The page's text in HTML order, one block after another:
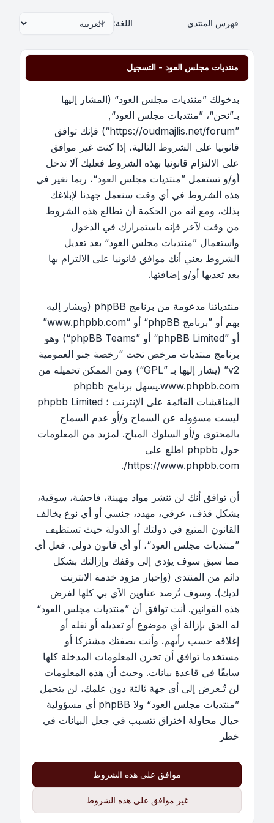
فهرس المنتدى اللغة:
منتديات مجلس العود - التسجيل
بدخولك ”منتديات مجلس العود“ (المشار إليها
بـ”نحن“، ”منتديات مجلس العود“,
”https://oudmajlis.net/forum“) فإنك توافق
قانونيا على الشروط التالية، إذا كنت غير موافق
على الالتزام قانونيا بهذه الشروط فعليك ألا تدخل
أو/و تستعمل ”منتديات مجلس العود“، ربما نغير في
هذه الشروط في أي وقت سنعمل جهدنا لإبلاغك
بذلك، ومع أنه من الحكمة أن تطالع هذه الشروط
من وقت لآخر فإنه باستمرارك في الدخول
واستعمال ”منتديات مجلس العود“ بعد تعديل
الشروط يعني أنك موافق قانونيا على الالتزام بها
بعد تعديها أو/و إضافتها.
منتدياتنا مدعومة من برنامج phpBB (ويشار إليه
بهم أو ”برنامج phpBB“ أو “www.phpbb.com”
أو ”phpBB Limited“ أو ”phpBB Teams“) وهو
برنامج منتديات مرخص تحت “رخصة جنو العمومية
v2” (يشار إليها بـ ”GPL“) ومن الممكن تحميله من
www.phpbb.com
.يسهل برنامج phpbb
المناقشات القائمة على الإنترنت ؛ phpbb Limited
ليست مسؤوله عن السماح و/أو عدم السماح
بالمحتوى و/أو السلوك المباح. لمزيد من المعلومات
حول phpbb اطلع على
https://www.phpbb.com/
.
أن توافق أنك لن تنشر مواد مهينة، فاحشة، سوقية،
بشكل قذف، عرقي، مهدد، جنسي أو أي نوع يخالف
القانون المتبع في دولتك أو الدولة حيث تستظيف
”منتديات مجلس العود“، أو أي قانون دولي. فعل أي
مما سبق سوف يؤدي إلى وقفك وإزالتك بشكل
دائم من المنتدى (وإخبار مزود خدمة الانترنت
لديك). وسوف تُرصد عناوين الآي بي كلها لفرض
هذه القوانين. أنت توافق أن ”منتديات مجلس العود“
له الحق بإزالة أي موضوع أو تعديله أو نقله أو
إغلاقه حسب رأيهم. وأنت بصفتك مشتركا أو
مستخدما توافق أن تخزن المعلومات المدخلة كلها
سابقًا في قاعدة بيانات. وحيث أن هذه المعلومات
لن تُـعرض إلى أي جهة ثالثة دون علمك، لن يتحمل
”منتديات مجلس العود“ ولا phpBB أي مسؤولية
حيال محاولة اختراق تتسبب في جعل البيانات في
خطر
موافق على هذه الشروط
غير موافق على هذه الشروط